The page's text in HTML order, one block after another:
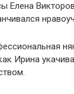
Елена
Ирина